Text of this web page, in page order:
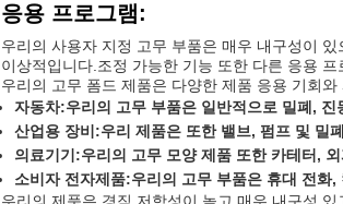
응용 프로그램:
우리의 사용자 지정 고무 부품은 매우 내구성이
이상적입니다.조정 가능한 기능 또한 다른 응용 프
우리의 고무 폼드 제품은 다양한 제품 응용 기회
자동차:우리의 고무 부품은 일반적으로 밀폐,
산업용 장비:우리 제품은 또한 밸브, 펌프 및 밀
의료기기:우리의 고무 모양 제품 또한 카테터,
소비자 전자제품:우리의 고무 부품은 휴대 전화